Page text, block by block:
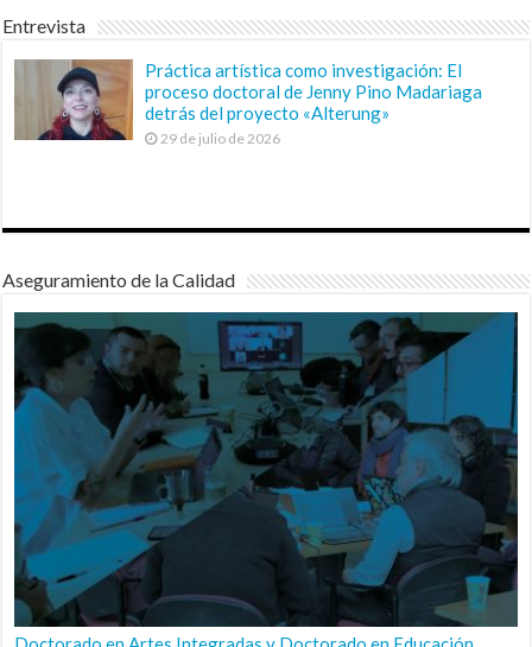
Entrevista
Práctica artística como investigación: El
proceso doctoral de Jenny Pino Madariaga
detrás del proyecto «Alterung»
29 de julio de 2026
Aseguramiento de la Calidad